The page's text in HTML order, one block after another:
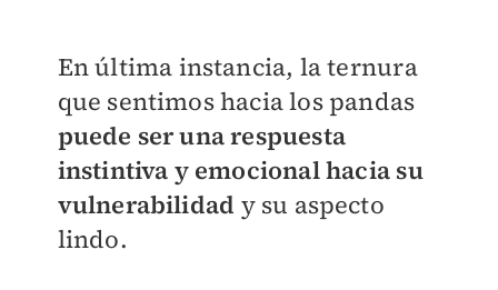
En última instancia, la ternura
que sentimos hacia los pandas
puede ser una respuesta
instintiva y emocional hacia su
vulnerabilidad y su aspecto
lindo.